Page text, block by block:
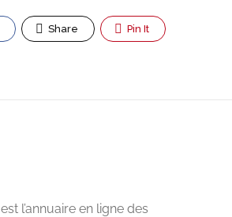
Share Pin It
est l’annuaire en ligne des